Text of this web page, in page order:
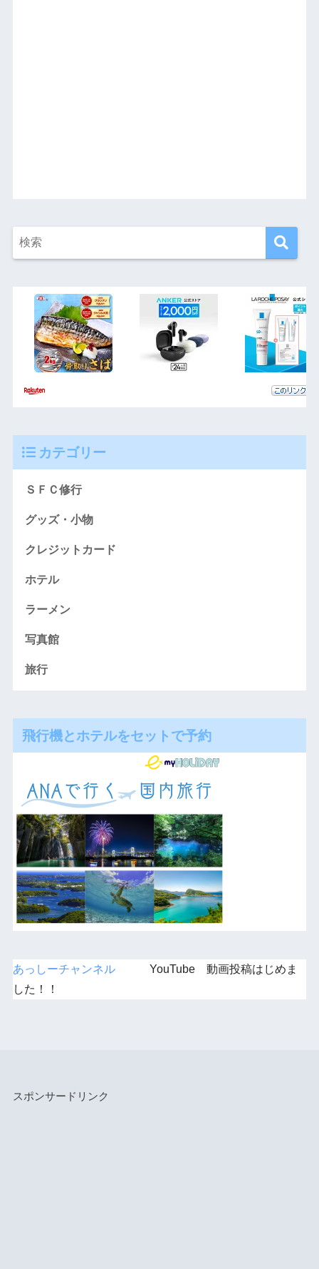
カテゴリー
ＳＦＣ修行
グッズ・小物
クレジットカード
ホテル
ラーメン
写真館
旅行
飛行機とホテルをセットで予約
あっしーチャンネルYouTube 動画投稿はじめま
した！！
スポンサードリンク